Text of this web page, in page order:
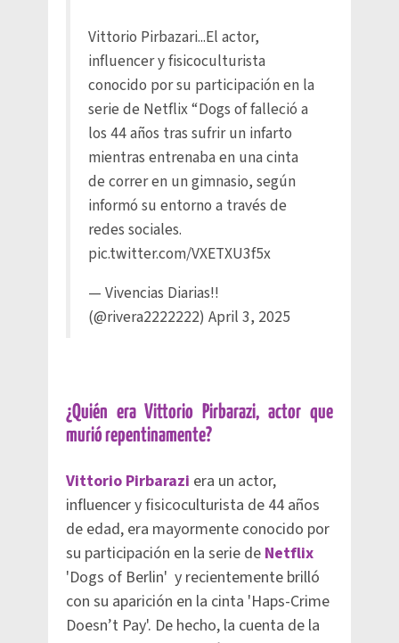
Vittorio Pirbazari...El actor,
influencer y fisicoculturista
conocido por su participación en la
serie de Netflix “Dogs of falleció a
los 44 años tras sufrir un infarto
mientras entrenaba en una cinta
de correr en un gimnasio, según
informó su entorno a través de
redes sociales.
pic.twitter.com/VXETXU3f5x
— Vivencias Diarias!!
(@rivera2222222) April 3, 2025
¿Quién era Vittorio Pirbarazi, actor que
murió repentinamente?
Vittorio Pirbarazi era un actor,
influencer y fisicoculturista de 44 años
de edad, era mayormente conocido por
su participación en la serie de Netflix
'Dogs of Berlin' y recientemente brilló
con su aparición en la cinta 'Haps-Crime
Doesn’t Pay'. De hecho, la cuenta de la